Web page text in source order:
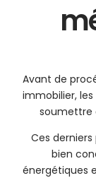
Avant de
immobilier,
soumettre
Ces
bien
énergétiques